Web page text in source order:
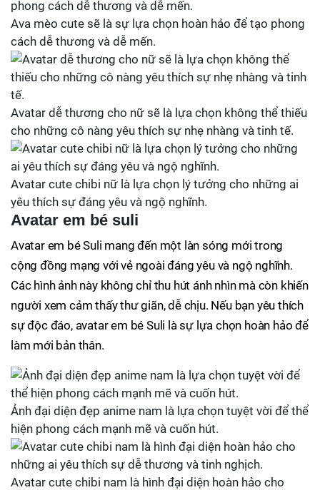
Ava mèo cute sẽ là sự lựa chọn hoàn hảo để tạo phong
cách dễ thương và dễ mến.
Avatar dễ thương cho nữ sẽ là lựa chọn không thể thiếu
cho những cô nàng yêu thích sự nhẹ nhàng và tinh tế.
Avatar cute chibi nữ là lựa chọn lý tưởng cho những ai
yêu thích sự đáng yêu và ngộ nghĩnh.
Avatar em bé suli
Avatar em bé Suli mang đến một làn sóng mới trong
cộng đồng mạng với vẻ ngoài đáng yêu và ngộ nghĩnh.
Các hình ảnh này không chỉ thu hút ánh nhìn mà còn khiến
người xem cảm thấy thư giãn, dễ chịu. Nếu bạn yêu thích
sự độc đáo, avatar em bé Suli là sự lựa chọn hoàn hảo để
làm mới bản thân.
Ảnh đại diện đẹp anime nam là lựa chọn tuyệt vời để thể
hiện phong cách mạnh mẽ và cuốn hút.
Avatar cute chibi nam là hình đại diện hoàn hảo cho